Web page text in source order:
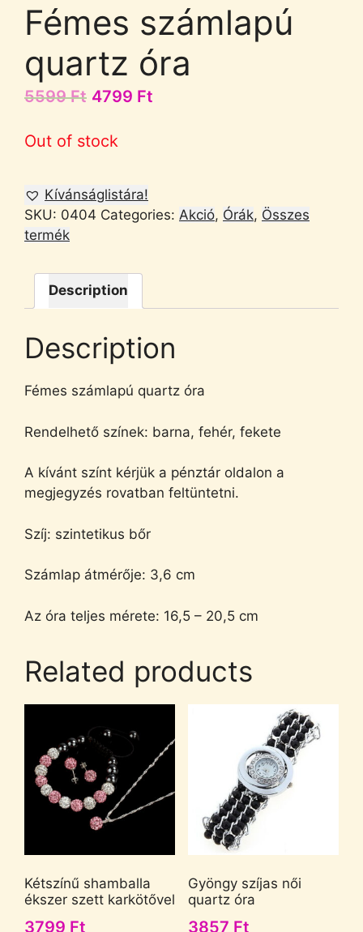
Fémes számlapú
quartz óra
5599Ft 4799 Ft
Out of stock
Kívánságlistára!
SKU: 0404 Categories: Akció, Órák, Összes
termék
Description
Description
Fémes számlapú quartz óra
Rendelhető színek: barna, fehér, fekete
A kívánt színt kérjük a pénztár oldalon a
megjegyzés rovatban feltüntetni.
Szíj: szintetikus bőr
Számlap átmérője: 3,6 cm
Az óra teljes mérete: 16,5 – 20,5 cm
Related products
Kétszínű shamballa
ékszer szett karkötővel
3799 Ft
Gyöngy szíjas női
quartz óra
3857 Ft